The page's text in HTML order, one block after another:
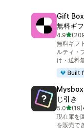
Gift Box
無料ギ
4.95つ星
合計レビ
無料ギフ
ルティ・
け・送料
Built
じ引き
5.05つ星
(19)
合計レビ
現在庫を
を販売で